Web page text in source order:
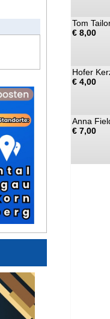
Tom
€ 8,00
Hofer
€ 4,00
Anna
€ 7,00